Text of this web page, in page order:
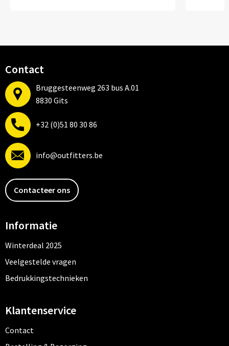
Contact
Bruggesteenweg 263 bus A.01
8830 Gits
+32 (0)51 80 30 86
info@outfitters.be
Contacteer ons
Informatie
Winterdeal 2025
Veelgestelde vragen
Bedrukkingstechnieken
Klantenservice
Contact